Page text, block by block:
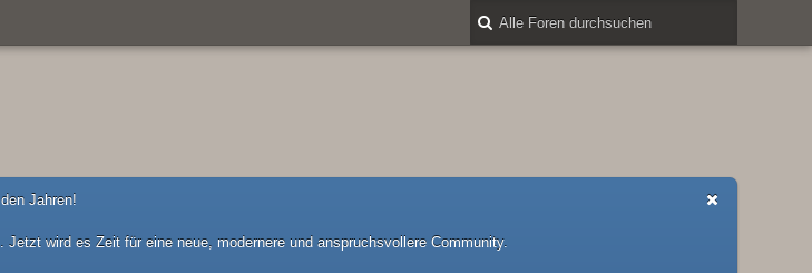
Jahren!
wird es Zeit für eine neue, modernere und anspruchsvollere Community.